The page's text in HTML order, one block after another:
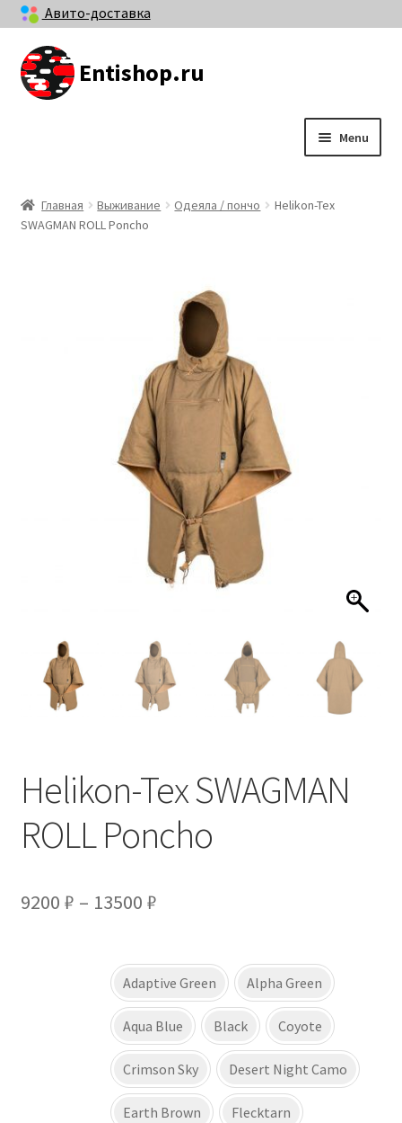
Авито-доставка
Skip
Skip
Entishop.ru
Menu
Контакты
Главная Выживание Одеяла / пончо
Helikon-Tex
SWAGMAN ROLL Poncho
Helikon-Tex SWAGMAN
ROLL Poncho
9200 ₽ – 13500 ₽Диапазон
9200 ₽
–
13500 ₽
Adaptive Green Alpha Green
Aqua Blue Black Coyote
Crimson Sky Desert Night Camo
Earth Brown Flecktarn